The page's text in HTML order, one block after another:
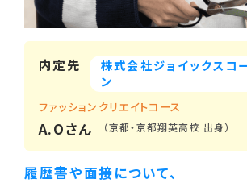
内定先
株式会社ジョイックスコ
ン
ファッションクリエイトコース
A.Oさん （京都・京都翔英高校 出身）
履歴書や面接について、